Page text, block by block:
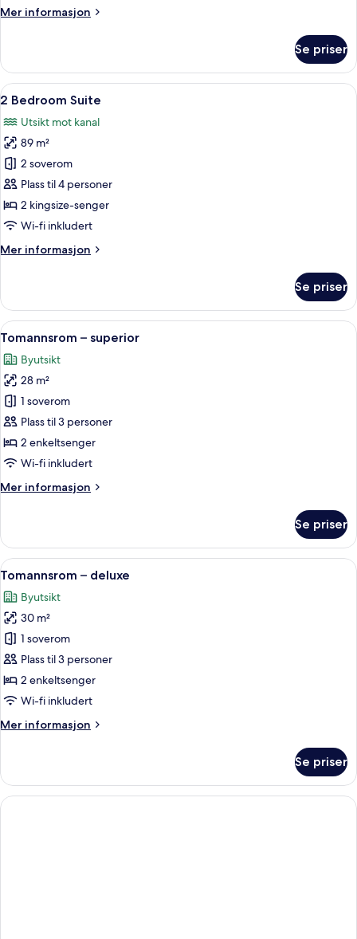
Mer informasjon
Mer
1
soverom
Se priser
Åpne
alle
bildene
av
2
Bedroom
Suite
2 Bedroom Suite | Allergitestet
9
2 Bedroom Suite
Utsikt mot kanal
89 m²
2 soverom
Plass til 4 personer
2 kingsize-senger
Wi-fi inkludert
Mer informasjon
Mer
Bedroom
Suite
Se priser
Åpne
alle
bildene
av
Tomannsrom
–
superior
Tomannsrom – superior |
6
Tomannsrom – superior
Byutsikt
28 m²
1 soverom
Plass til 3 personer
2 enkeltsenger
Wi-fi inkludert
Mer informasjon
Mer
–
superior
Se priser
Åpne
alle
bildene
av
Tomannsrom
–
deluxe
Tomannsrom – deluxe | Allergitestet
6
Tomannsrom – deluxe
Byutsikt
30 m²
1 soverom
Plass til 3 personer
2 enkeltsenger
Wi-fi inkludert
Mer informasjon
Mer
–
deluxe
Se priser